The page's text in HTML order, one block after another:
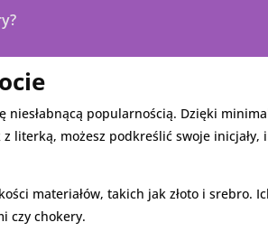
popularnością. Dzięki
literką, możesz podkreślić swoje
materiałów, takich jak złoto i srebro.
czy chokery.